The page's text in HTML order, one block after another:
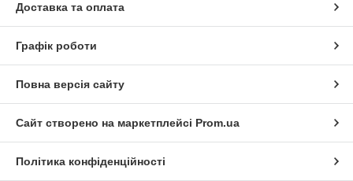
Доставка та оплата
Графік роботи
Повна версія сайту
Сайт створено на маркетплейсі Prom.ua
Політика конфіденційності